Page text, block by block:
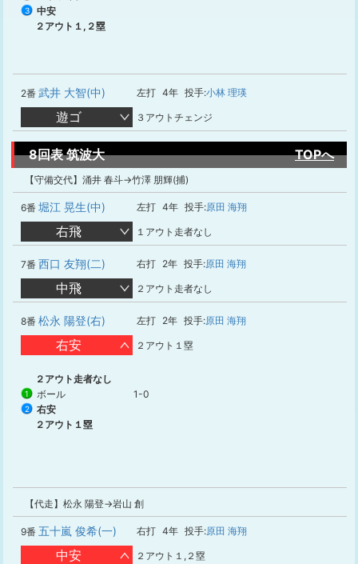
3
中安
２アウト１,２塁
2番 武井 大智(中) 左打 4年 投手:小林 理瑛
遊ゴ ３アウトチェンジ
8回表 筑波大 TOPへ
【守備交代】涌井 春斗→竹澤 朋輝(捕)
6番 堀江 晃生(中) 左打 4年 投手:原田 海翔
右飛 １アウト走者なし
7番 西口 友翔(二) 右打 2年 投手:原田 海翔
中飛 ２アウト走者なし
8番 松永 陽登(右) 左打 2年 投手:原田 海翔
右安 ２アウト１塁
２アウト走者なし
1 ボール 1-0
2
右安
２アウト１塁
【代走】松永 陽登→岩山 創
9番 五十嵐 俊希(一) 右打 4年 投手:原田 海翔
中安 ２アウト１,２塁